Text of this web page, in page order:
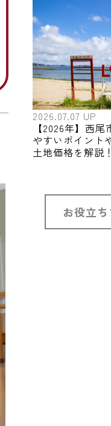
2026.07.07 UP
【2026年】西
やすいポイント
土地価格を解説！
お役立